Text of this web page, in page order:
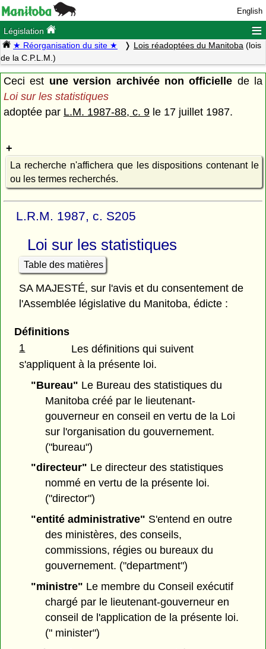
English
Législation ≡
★ Réorganisation du site ★ Lois réadoptées du Manitoba (lois
de la C.P.L.M.)
Ceci est une version archivée non officielle de la
Loi sur les statistiques
adoptée par L.M. 1987-88, c. 9 le 17 juillet 1987.
La recherche n'affichera que les dispositions contenant le
ou les termes recherchés.
L.R.M. 1987, c. S205
Loi sur les statistiques
Table des matières
SA MAJESTÉ, sur l'avis et du consentement de
l'Assemblée législative du Manitoba, édicte :
Définitions
1
Les définitions qui suivent
s'appliquent à la présente loi.
"Bureau" Le Bureau des statistiques du
Manitoba créé par le lieutenant-
gouverneur en conseil en vertu de la Loi
sur l'organisation du gouvernement.
("bureau")
"directeur" Le directeur des statistiques
nommé en vertu de la présente loi.
("director")
"entité administrative" S'entend en outre
des ministères, des conseils,
commissions, régies ou bureaux du
gouvernement. ("department")
"ministre" Le membre du Conseil exécutif
chargé par le lieutenant-gouverneur en
conseil de l'application de la présente loi.
(" minister")